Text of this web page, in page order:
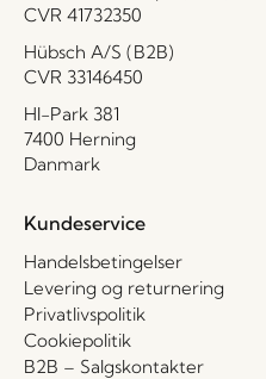
CVR 41732350
Hübsch A/S (B2B)
CVR 33146450
HI-Park 381
7400 Herning
Danmark
Kundeservice
Handelsbetingelser
Levering og returnering
Privatlivspolitik
Cookiepolitik
B2B – Salgskontakter